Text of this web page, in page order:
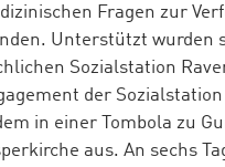
Fragen zur
Unterstützt wurden
Sozialstation
der
in einer Tombola zu
aus. An sechs